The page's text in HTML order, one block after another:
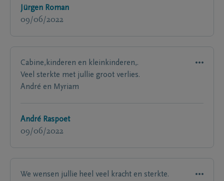
Jürgen Roman
09/06/2022
Cabine,kinderen en kleinkinderen,.
Veel sterkte met jullie groot verlies.
André en Myriam
André Raspoet
09/06/2022
We wensen jullie heel veel kracht en sterkte.